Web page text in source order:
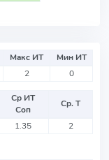
Макс ИТ
Мин ИТ
2 0
Ср ИТ
Соп
Ср. Т
1.35 2